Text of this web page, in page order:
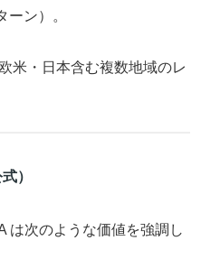
ン）。
米・日本含む複数地域のレ
）
は次のような価値を強調し